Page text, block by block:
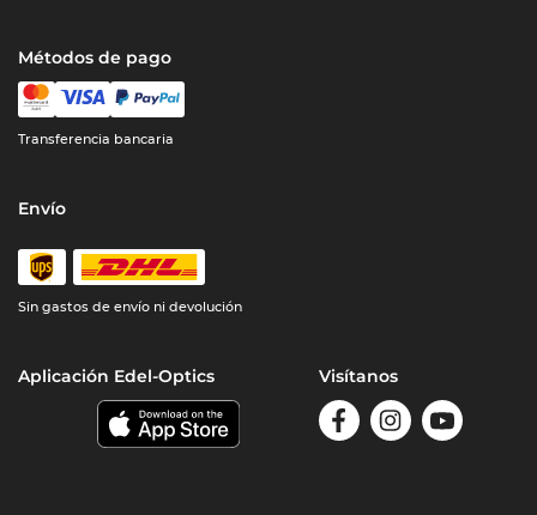
Métodos de pago
Transferencia bancaria
Envío
Sin gastos de envío ni devolución
Aplicación Edel-Optics Visítanos